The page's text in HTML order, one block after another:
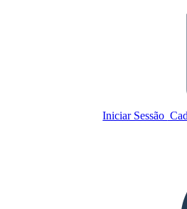
Iniciar Sessão
Nativi
CRIAR UM
REPRODUZIR